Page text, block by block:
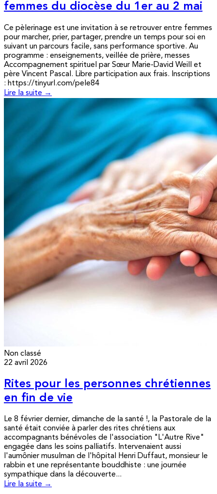
femmes du diocèse du 1er au 2 mai
Ce pèlerinage est une invitation à se retrouver entre femmes
pour marcher, prier, partager, prendre un temps pour soi en
suivant un parcours facile, sans performance sportive. Au
programme : enseignements, veillée de prière, messes
Accompagnement spirituel par Sœur Marie-David Weill et
père Vincent Pascal. Libre participation aux frais. Inscriptions
: https://tinyurl.com/pele84
Lire la suite →
Non classé
22 avril 2026
Rites pour les personnes chrétiennes
en fin de vie
Le 8 février dernier, dimanche de la santé !, la Pastorale de la
santé était conviée à parler des rites chrétiens aux
accompagnants bénévoles de l'association "L'Autre Rive"
engagée dans les soins palliatifs. Intervenaient aussi
l'aumônier musulman de l'hôpital Henri Duffaut, monsieur le
rabbin et une représentante bouddhiste : une journée
sympathique dans la découverte...
Lire la suite →